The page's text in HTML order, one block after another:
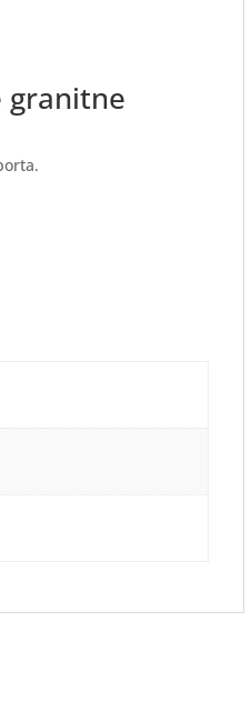
granitne